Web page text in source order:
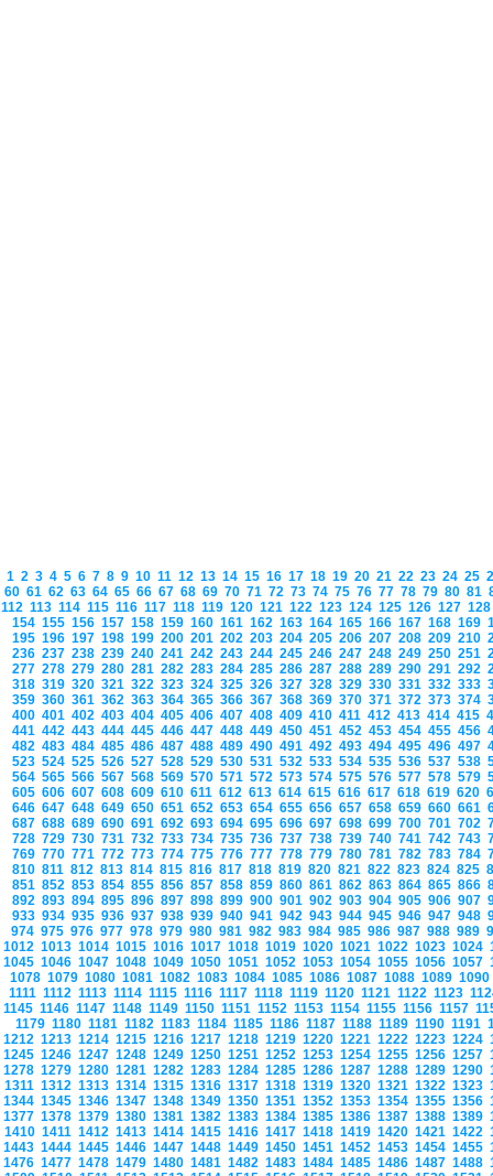
1 2 3 4 5 6 7 8 9 10 11 12 13 14 15 16 17 18 19 20 21 22 23 24 25
60 61 62 63 64 65 66 67 68 69 70 71 72 73 74 75 76 77 78 79 80 81
112 113 114 115 116 117 118 119 120 121 122 123 124 125 126 127
154 155 156 157 158 159 160 161 162 163 164 165 166 167 168 169
195 196 197 198 199 200 201 202 203 204 205 206 207 208 209 210
236 237 238 239 240 241 242 243 244 245 246 247 248 249 250 251
277 278 279 280 281 282 283 284 285 286 287 288 289 290 291 292
318 319 320 321 322 323 324 325 326 327 328 329 330 331 332 333
359 360 361 362 363 364 365 366 367 368 369 370 371 372 373 374
400 401 402 403 404 405 406 407 408 409 410 411 412 413 414 415
441 442 443 444 445 446 447 448 449 450 451 452 453 454 455 456
482 483 484 485 486 487 488 489 490 491 492 493 494 495 496 497
523 524 525 526 527 528 529 530 531 532 533 534 535 536 537 538
564 565 566 567 568 569 570 571 572 573 574 575 576 577 578 579
605 606 607 608 609 610 611 612 613 614 615 616 617 618 619 620
646 647 648 649 650 651 652 653 654 655 656 657 658 659 660 661
687 688 689 690 691 692 693 694 695 696 697 698 699 700 701 702
728 729 730 731 732 733 734 735 736 737 738 739 740 741 742 743
769 770 771 772 773 774 775 776 777 778 779 780 781 782 783 784
810 811 812 813 814 815 816 817 818 819 820 821 822 823 824 825
851 852 853 854 855 856 857 858 859 860 861 862 863 864 865 866
892 893 894 895 896 897 898 899 900 901 902 903 904 905 906 907
933 934 935 936 937 938 939 940 941 942 943 944 945 946 947 948
974 975 976 977 978 979 980 981 982 983 984 985 986 987 988 989
1012 1013 1014 1015 1016 1017 1018 1019 1020 1021 1022 1023 1024
1045 1046 1047 1048 1049 1050 1051 1052 1053 1054 1055 1056 1057
1078 1079 1080 1081 1082 1083 1084 1085 1086 1087 1088 1089
1111 1112 1113 1114 1115 1116 1117 1118 1119 1120 1121 1122 1123
1145 1146 1147 1148 1149 1150 1151 1152 1153 1154 1155 1156 1157
1179 1180 1181 1182 1183 1184 1185 1186 1187 1188 1189 1190 1191
1212 1213 1214 1215 1216 1217 1218 1219 1220 1221 1222 1223 1224
1245 1246 1247 1248 1249 1250 1251 1252 1253 1254 1255 1256 1257
1278 1279 1280 1281 1282 1283 1284 1285 1286 1287 1288 1289 1290
1311 1312 1313 1314 1315 1316 1317 1318 1319 1320 1321 1322 1323
1344 1345 1346 1347 1348 1349 1350 1351 1352 1353 1354 1355 1356
1377 1378 1379 1380 1381 1382 1383 1384 1385 1386 1387 1388 1389
1410 1411 1412 1413 1414 1415 1416 1417 1418 1419 1420 1421 1422
1443 1444 1445 1446 1447 1448 1449 1450 1451 1452 1453 1454 1455
1476 1477 1478 1479 1480 1481 1482 1483 1484 1485 1486 1487 1488